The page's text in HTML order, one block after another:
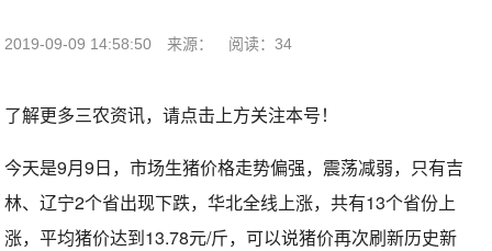
2019-09-09 14:58:50 来源： 阅读：34
了解更多三农资讯，请点击上方关注本号！
今天是9月9日，市场生猪价格走势偏强，震荡减弱，只有吉
林、辽宁2个省出现下跌，华北全线上涨，共有13个省份上
涨，平均猪价达到13.78元/斤，可以说猪价再次刷新历史新